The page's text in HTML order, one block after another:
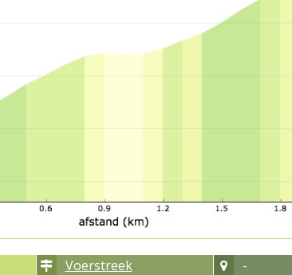
Voerstreek -